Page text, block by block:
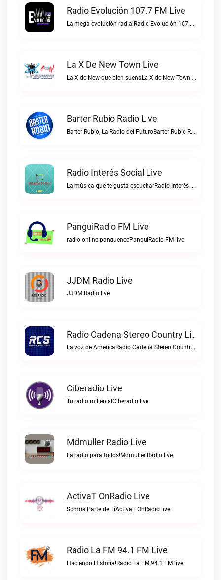
Radio Evolución 107.7 FM Live
La mega evolución radialRadio Evolución 107.7 FM live
La X De New Town Live
La X de New que bien suenaLa X de New Town live
Barter Rubio Radio Live
Barter Rubio, La Radio del FuturoBarter Rubio Radio live
Radio Interés Social Live
La música que te gusta escucharRadio Interés Social live
PanguiRadio FM Live
radio online panguencePanguiRadio FM live
JJDM Radio Live
JJDM Radio live
Radio Cadena Stereo Country Live
La voz de AmericaRadio Cadena Stereo Country live
Ciberadio Live
Tu radio millenialCiberadio live
Mdmuller Radio Live
La radio para todos!Mdmuller Radio live
ActivaT OnRadio Live
Somos Parte de TíActivaT OnRadio live
Radio La FM 94.1 FM Live
Haciendo Historia!Radio La FM 94.1 FM live